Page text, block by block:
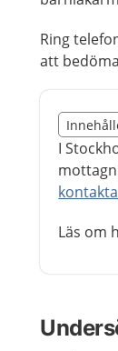
Ring
att
Nedan
I
Läs om
Slut på